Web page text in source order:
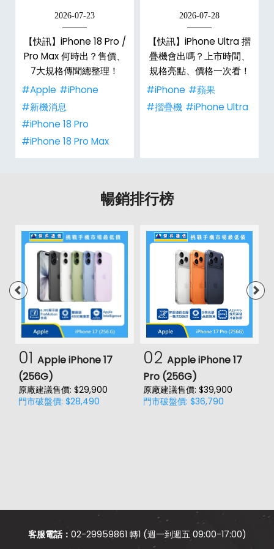
2026-07-23
【快訊】iPhone 18 Pro /
Pro Max 何時出？售價、
7大規格傳聞總整理！
#Apple #iPhone
#新機消息
#iPhone 18 Pro
#iPhone 18 Pro Max
2026-07-28
【快訊】iPhone Ultra 摺
疊機會出嗎？上市時間、
規格亮點、價格一次看！
#iPhone #蘋果
#摺疊機 #iPhone Ultra
暢銷排行榜
01 Apple iPhone 17
(256G)
原廠建議售價: $29,900
門市破盤價: $28,490
02 Apple iPhone 17
Pro (256G)
原廠建議售價: $39,900
門市破盤價: $36,790
客服電話： 02-29959861 轉1 (週一到週五 09:00-17:00)